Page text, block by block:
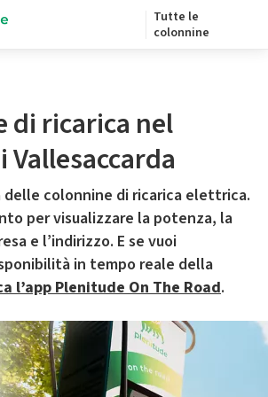
Tutte le
colonnine
di ricarica nel
Vallesaccarda
delle colonnine di ricarica elettrica.
per visualizzare la potenza, la
e l’indirizzo. E se vuoi
in tempo reale della
l’app Plenitude On The Road.